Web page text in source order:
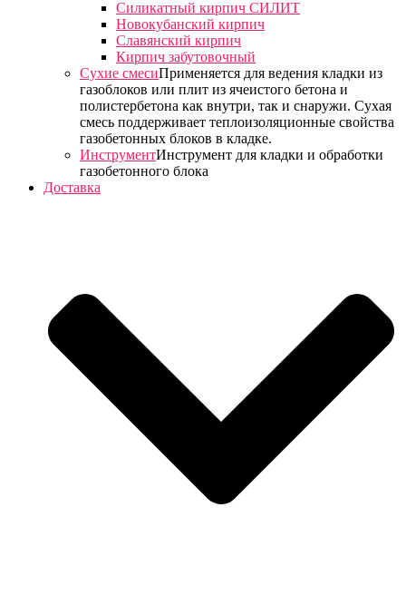
Силикатный кирпич СИЛИТ
Новокубанский кирпич
Славянский кирпич
Кирпич забутовочный
Сухие смесиПрименяется для ведения кладки из
газоблоков или плит из ячеистого бетона и
полистербетона как внутри, так и снаружи. Сухая
смесь поддерживает теплоизоляционные свойства
газобетонных блоков в кладке.
ИнструментИнструмент для кладки и обработки
газобетонного блока
Доставка